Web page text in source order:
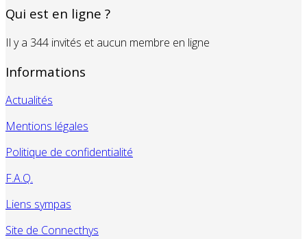
Qui est en ligne ?
Il y a 344 invités et aucun membre en ligne
Informations
Actualités
Mentions légales
Politique de confidentialité
F.A.Q.
Liens sympas
Site de Connecthys